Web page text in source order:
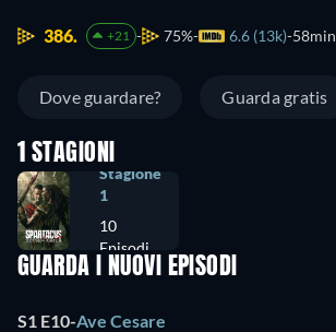
386. +21 75% 6.6 (13k) 58min
Dove guardare? Guarda gratis
1 STAGIONI
Stagione
1
10
Episodi
GUARDA I NUOVI EPISODI
S1 E10-Ave Cesare